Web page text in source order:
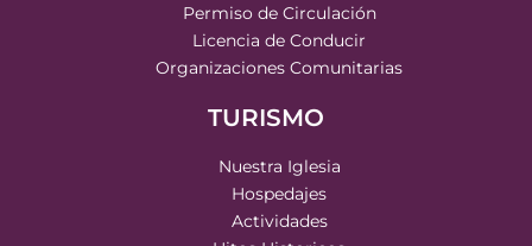
Permiso de Circulación
Licencia de Conducir
Organizaciones Comunitarias
TURISMO
Nuestra Iglesia
Hospedajes
Actividades